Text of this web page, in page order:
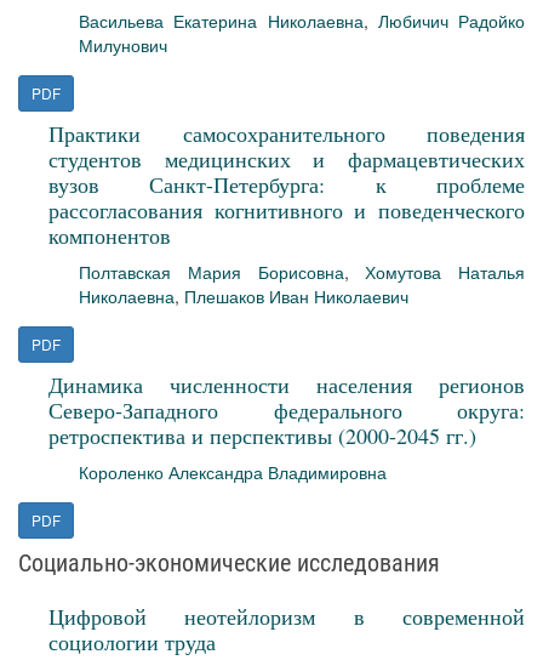
Васильева Екатерина Николаевна, Любичич Радойко
Милунович
PDF
Практики самосохранительного поведения
студентов медицинских и фармацевтических
вузов Санкт-Петербурга: к проблеме
рассогласования когнитивного и поведенческого
компонентов
Полтавская Мария Борисовна,Хомутова Наталья
Николаевна, Плешаков Иван Николаевич
PDF
Динамика численности населения регионов
Северо‑Западного федерального округа:
ретроспектива и перспективы (2000-2045 гг.)
Короленко Александра Владимировна
PDF
Социально-экономические исследования
Цифровой неотейлоризм в современной
социологии труда